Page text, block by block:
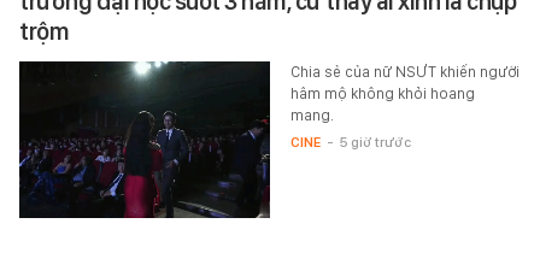
trộm
Chia sẻ của nữ NSƯT khiến người
hâm mộ không khỏi hoang
mang.
CINE - 5 giờ trước